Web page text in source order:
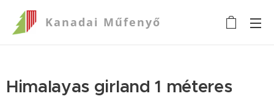
Kanadai Műfenyő
Himalayas girland 1 méteres